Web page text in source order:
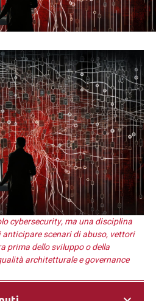
cybersecurity, ma una disciplina
scenari di abuso, vettori
prima dello sviluppo o della
architetturale e governance